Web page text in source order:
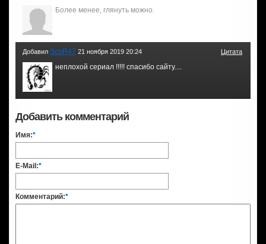
Более менее, глянуть можно.
Добавил ScoR47 21 ноября 2019 20:24 Цитата
неплохой сериал !!!!! спасибо сайту....
Добавить комментарий
Имя:*
E-Mail:*
Комментарий:*